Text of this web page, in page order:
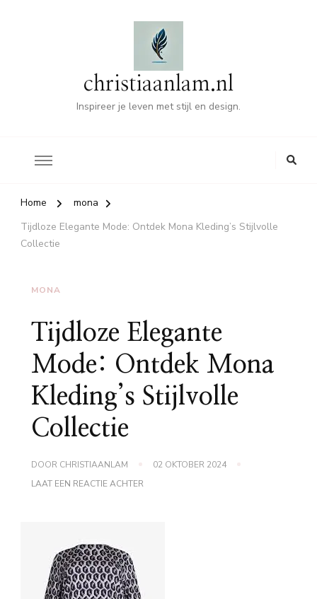
christiaanlam.nl
Inspireer je leven met stijl en design.
Home
mona
Tijdloze Elegante Mode: Ontdek Mona Kleding’s Stijlvolle
Collectie
MONA
Tijdloze Elegante
Mode: Ontdek Mona
Kleding’s Stijlvolle
Collectie
DOOR CHRISTIAANLAM
02 OKTOBER 2024
LAAT EEN REACTIE ACHTER